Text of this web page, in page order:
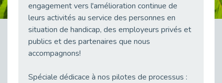
28 avril : Agir ensemble pour une culture de prévention au travail
Publié le 27/04/2026
Mobilisation pour l’alternance et le handicap
Publié le 24/04/2026
Publié le 23/04/2026
engagement vers l'amélioration continue de
leurs activités au service des personnes en
situation de handicap, des employeurs privés et
publics et des partenaires que nous
accompagnons!
Spéciale dédicace à nos pilotes de processus :